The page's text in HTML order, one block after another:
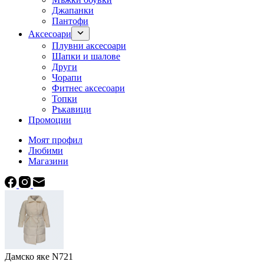
Джапанки
Пантофи
Аксесоари
Плувни аксесоари
Шапки и шалове
Други
Чорапи
Фитнес аксесоари
Топки
Ръкавици
Промоции
Моят профил
Любими
Магазини
Дамско яке N721